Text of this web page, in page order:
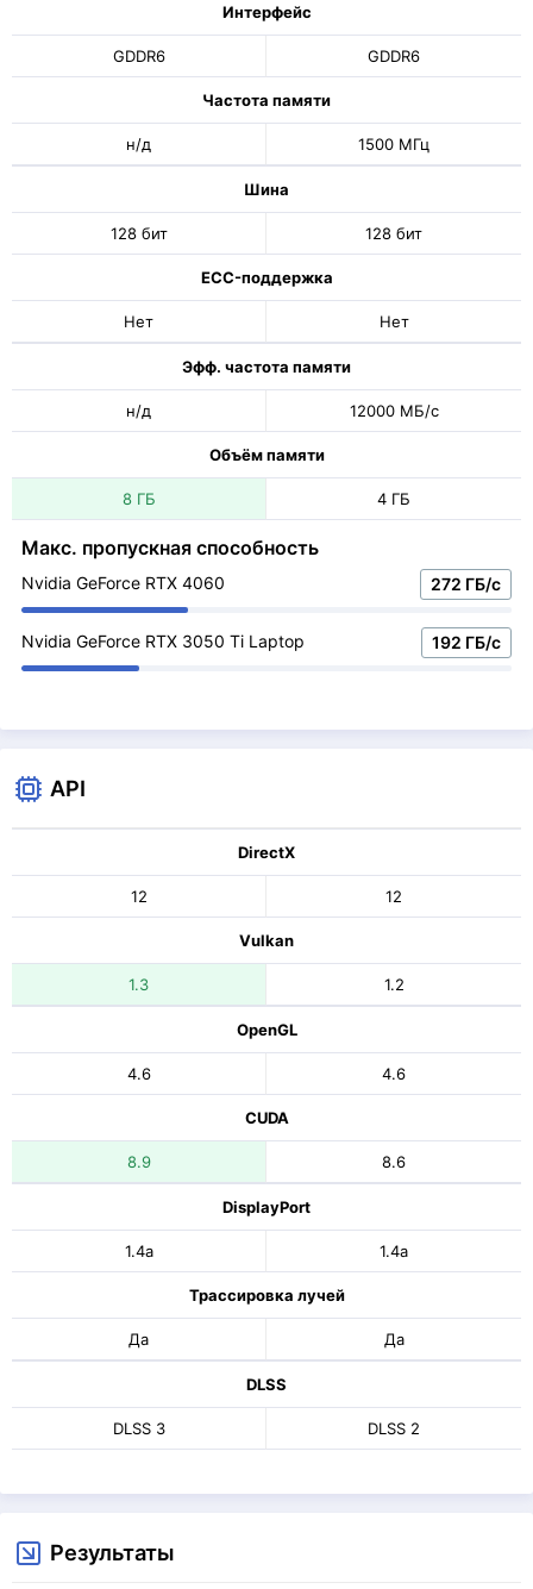
Интерфейс
GDDR6 GDDR6
Частота памяти
н/д 1500 МГц
Шина
128 бит 128 бит
ECC-поддержка
Нет Нет
Эфф. частота памяти
н/д 12000 МБ/с
Объём памяти
8 ГБ 4 ГБ
Макс. пропускная способность
Nvidia GeForce RTX 4060 272 ГБ/с
Nvidia GeForce RTX 3050 Ti Laptop 192 ГБ/с
API
DirectX
12 12
Vulkan
1.3 1.2
OpenGL
4.6 4.6
CUDA
8.9 8.6
DisplayPort
1.4a 1.4a
Трассировка лучей
Да Да
DLSS
DLSS 3 DLSS 2
Результаты